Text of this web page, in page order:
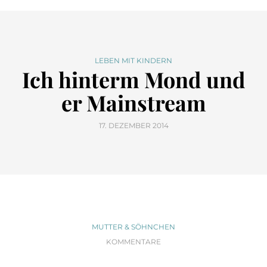
LEBEN MIT KINDERN
Ich hinterm Mond und
er Mainstream
17. DEZEMBER 2014
MUTTER & SÖHNCHEN
KOMMENTARE